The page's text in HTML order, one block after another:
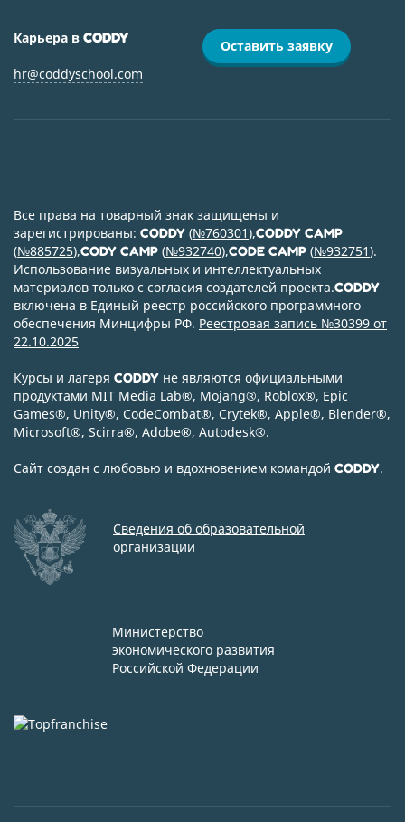
Карьера в CODDY
hr@coddyschool.com
Оставить заявку
Все права на товарный знак защищены и
зарегистрированы: CODDY (№760301),CODDY CAMP
(№885725),CODY CAMP (№932740),CODE CAMP (№932751).
Использование визуальных и интеллектуальных
материалов только с согласия создателей проекта.CODDY
включена в Единый реестр российского программного
обеспечения Минцифры РФ. Реестровая запись №30399 от
22.10.2025
Курсы и лагеря CODDY не являются официальными
продуктами MIT Media Lab®, Mojang®, Roblox®, Epic
Games®, Unity®, CodeСombat®, Crytek®, Apple®, Blender®,
Microsoft®, Scirra®, Adobe®, Autodesk®.
Сайт создан с любовью и вдохновением командой CODDY.
Сведения об образовательной
организации
Министерство
экономического развития
Российской Федерации